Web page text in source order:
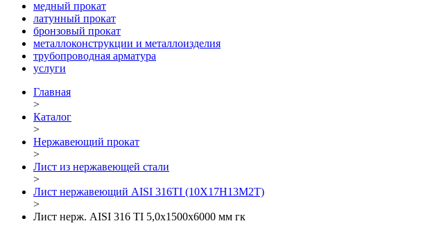
медный прокат
латунный прокат
бронзовый прокат
металлоконструкции и металлоизделия
трубопроводная арматура
услуги
Главная
>
Каталог
>
Нержавеющий прокат
>
Лист из нержавеющей стали
>
Лист нержавеющий AISI 316TI (10Х17Н13М2Т)
>
Лист нерж. AISI 316 TI 5,0х1500х6000 мм гк